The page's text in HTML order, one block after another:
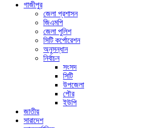
গাজীপুর
জেলা প্রশাসন
জিএমপি
জেলা পুলিশ
সিটি কর্পোরেশন
অনুসন্ধান
নির্বাচন
সংসদ
সিটি
উপজেলা
পৌর
ইউপি
জাতীয়
সারাদেশ